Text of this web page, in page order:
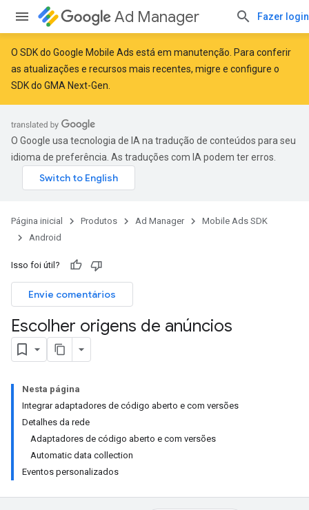
Ad Manager Fazer login
O SDK do Google Mobile Ads está em manutenção. Para conferir
as atualizações e recursos mais recentes, migre e configure o
SDK do GMA Next-Gen
O Google usa tecnologia de IA na tradução de conteúdos para seu
idioma de preferência. As traduções com IA podem ter erros.
Página inicial Produtos Ad Manager
Mobile Ads SDK
Android
Isso foi útil?
Envie comentários
Escolher origens de anúncios
Nesta página
Integrar adaptadores de código aberto e com versões
Detalhes da rede
Adaptadores de código aberto e com versões
Automatic data collection
Eventos personalizados